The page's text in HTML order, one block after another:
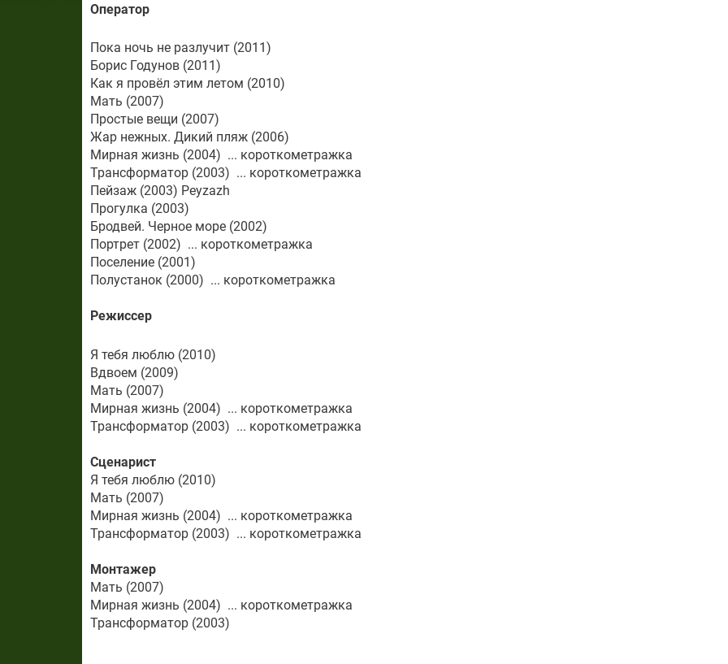
Оператор
Пока ночь не разлучит (2011)
Борис Годунов (2011)
Как я провёл этим летом (2010)
Мать (2007)
Простые вещи (2007)
Жар нежных. Дикий пляж (2006)
Мирная жизнь (2004) ... короткометражка
Трансформатор (2003) ... короткометражка
Пейзаж (2003) Peyzazh
Прогулка (2003)
Бродвей. Черное море (2002)
Портрет (2002) ... короткометражка
Поселение (2001)
Полустанок (2000) ... короткометражка
Режиcсер
Я тебя люблю (2010)
Вдвоем (2009)
Мать (2007)
Мирная жизнь (2004) ... короткометражка
Трансформатор (2003) ... короткометражка
Сценарист
Я тебя люблю (2010)
Мать (2007)
Мирная жизнь (2004) ... короткометражка
Трансформатор (2003) ... короткометражка
Монтажер
Мать (2007)
Мирная жизнь (2004) ... короткометражка
Трансформатор (2003)